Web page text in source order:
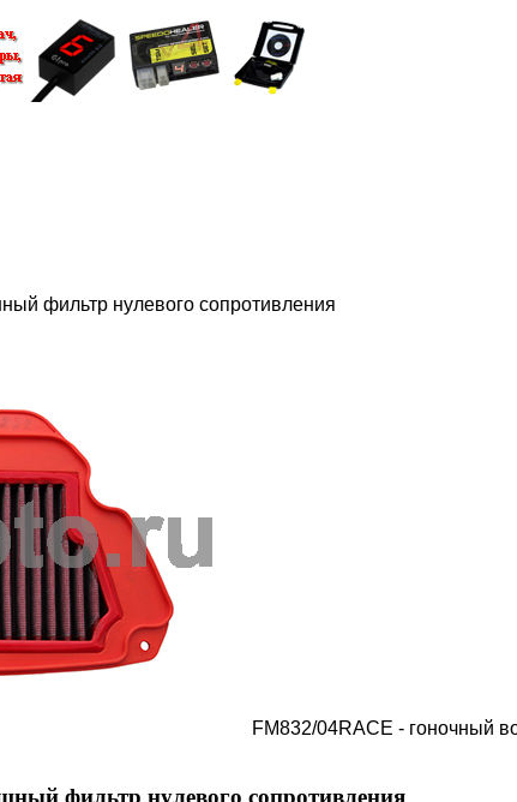
фильтр нулевого сопротивления
FM832/04RACE - гоночный
фильтр нулевого сопротивления